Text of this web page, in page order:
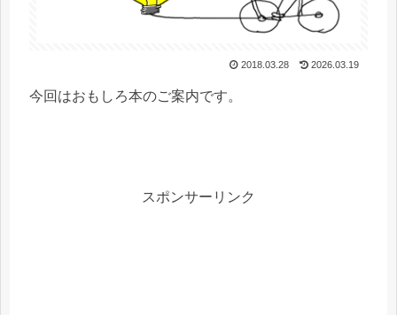
2018.03.28 2026.03.19
今回はおもしろ本のご案内です。
スポンサーリンク